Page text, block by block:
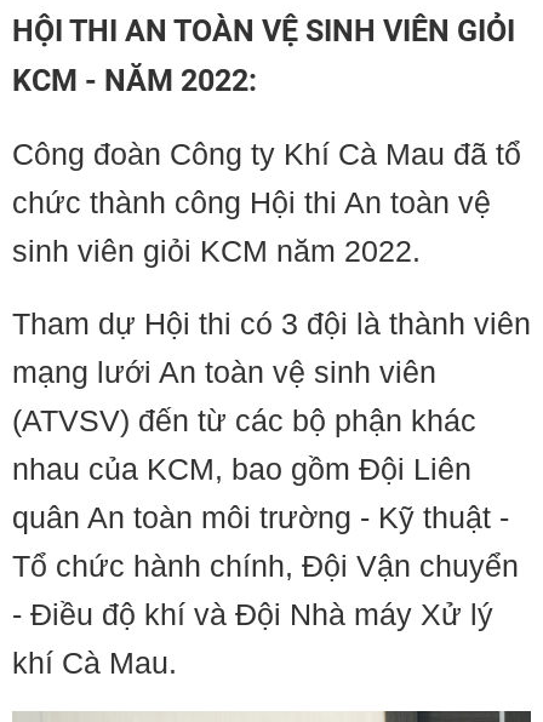
HỘI THI AN TOÀN VỆ SINH VIÊN GIỎI
KCM - NĂM 2022:
Công đoàn Công ty Khí Cà Mau đã tổ
chức thành công Hội thi An toàn vệ
sinh viên giỏi KCM năm 2022.
Tham dự Hội thi có 3 đội là thành viên
mạng lưới An toàn vệ sinh viên
(ATVSV) đến từ các bộ phận khác
nhau của KCM, bao gồm Đội Liên
quân An toàn môi trường - Kỹ thuật -
Tổ chức hành chính, Đội Vận chuyển
- Điều độ khí và Đội Nhà máy Xử lý
khí Cà Mau.